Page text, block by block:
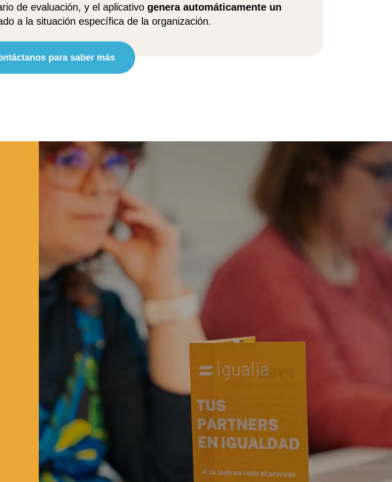
de evaluación, y el aplicativo genera automáticamente un
a la situación específica de la organización.
para saber más